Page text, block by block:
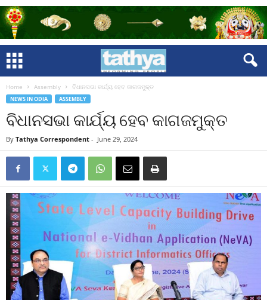
Home Assembly ବିଧାନସଭା କାର୍ଯ୍ୟ ହେବ କାଗଜମୁକ୍ତ
NEWS IN ODIA ASSEMBLY
ବିଧାନସଭା କାର୍ଯ୍ୟ ହେବ କାଗଜମୁକ୍ତ
By Tathya Correspondent - June 29, 2024